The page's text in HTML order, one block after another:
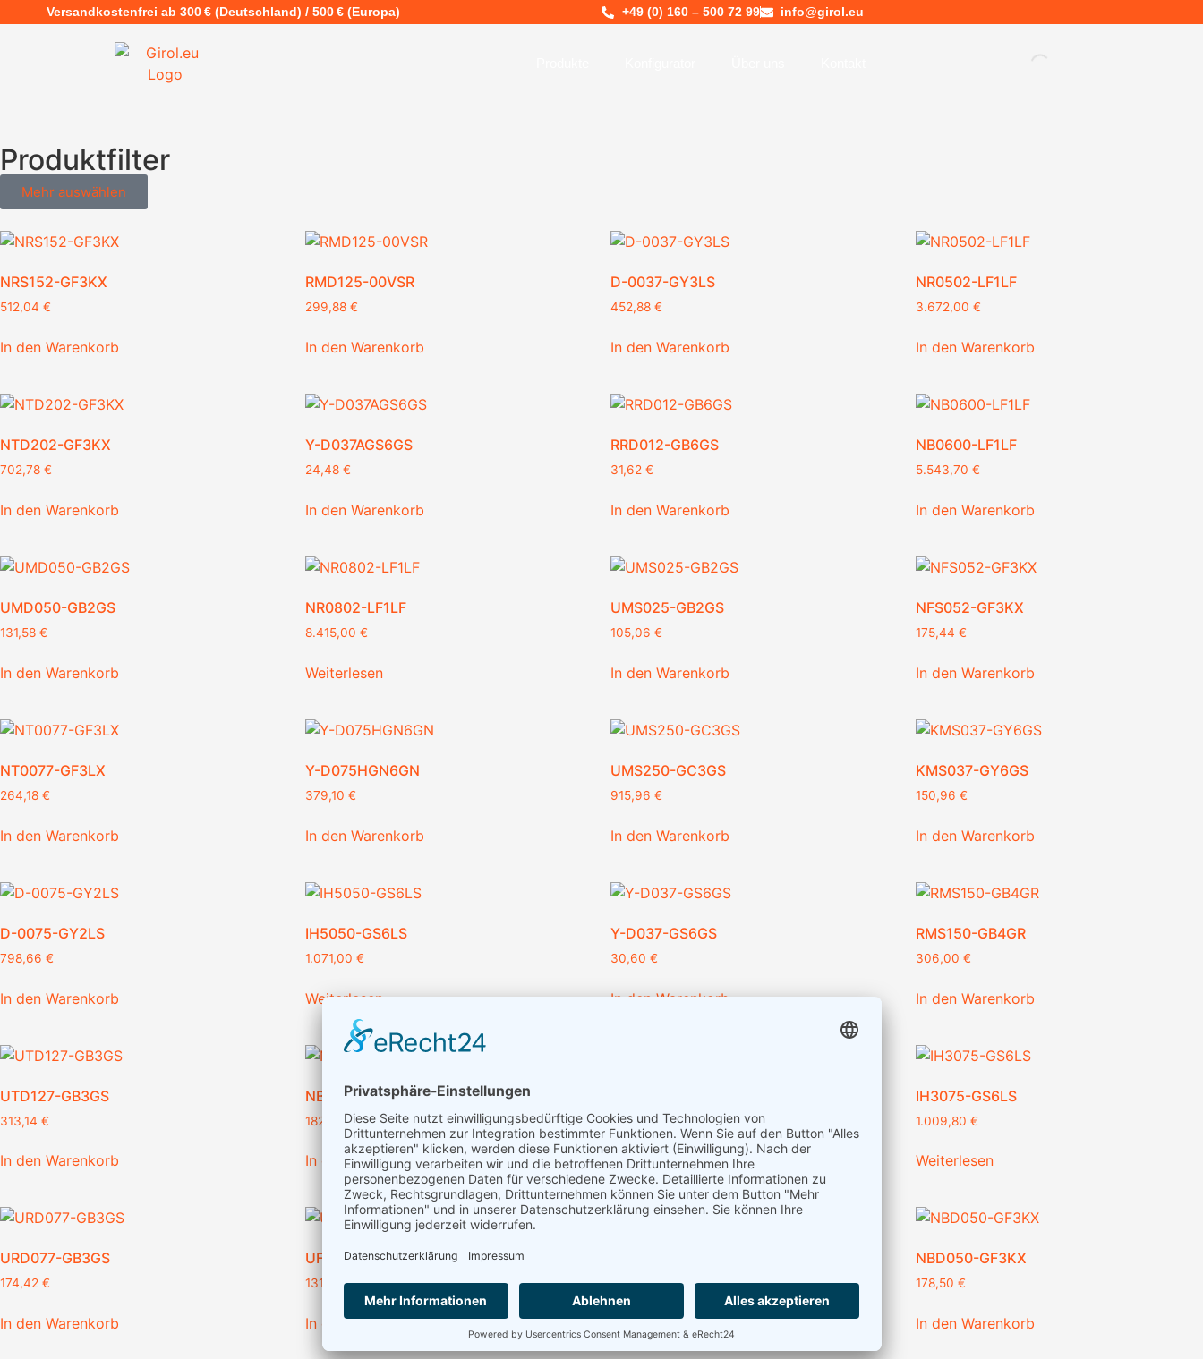
Versandkostenfrei ab 300 € (Deutschland) / 500 € (Europa) +49 (0) 160 – 500 72 99 info@girol.eu
Produktfilter
Mehr auswählen
NRS152-GF3KX
512,04 €
In den Warenkorb
RMD125-00VSR
299,88 €
In den Warenkorb
D-0037-GY3LS
452,88 €
In den Warenkorb
NR0502-LF1LF
3.672,00 €
In den Warenkorb
NTD202-GF3KX
702,78 €
In den Warenkorb
Y-D037AGS6GS
24,48 €
In den Warenkorb
RRD012-GB6GS
31,62 €
In den Warenkorb
NB0600-LF1LF
5.543,70 €
In den Warenkorb
UMD050-GB2GS
131,58 €
In den Warenkorb
NR0802-LF1LF
8.415,00 €
Weiterlesen
UMS025-GB2GS
105,06 €
In den Warenkorb
NFS052-GF3KX
175,44 €
In den Warenkorb
NT0077-GF3LX
264,18 €
In den Warenkorb
Y-D075HGN6GN
379,10 €
In den Warenkorb
UMS250-GC3GS
915,96 €
In den Warenkorb
KMS037-GY6GS
150,96 €
In den Warenkorb
D-0075-GY2LS
798,66 €
In den Warenkorb
IH5050-GS6LS
1.071,00 €
Weiterlesen
Y-D037-GS6GS
30,60 €
In den Warenkorb
RMS150-GB4GR
306,00 €
In den Warenkorb
UTD127-GB3GS
313,14 €
In den Warenkorb
NBD075-GF3KX
182,58€
In den Warenkorb
326,40€
In den Warenkorb
IH3075-GS6LS
1.009,80 €
Weiterlesen
URD077-GB3GS
174,42 €
In den Warenkorb
UFD052-GB3GS
131,58€
In den Warenkorb
497,76€
In den Warenkorb
NBD050-GF3KX
178,50 €
In den Warenkorb